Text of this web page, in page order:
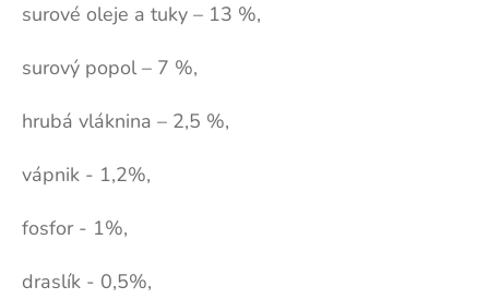
surové oleje a tuky – 13 %,
surový popol – 7 %,
hrubá vláknina – 2,5 %,
vápnik - 1,2%,
fosfor - 1%,
draslík - 0,5%,